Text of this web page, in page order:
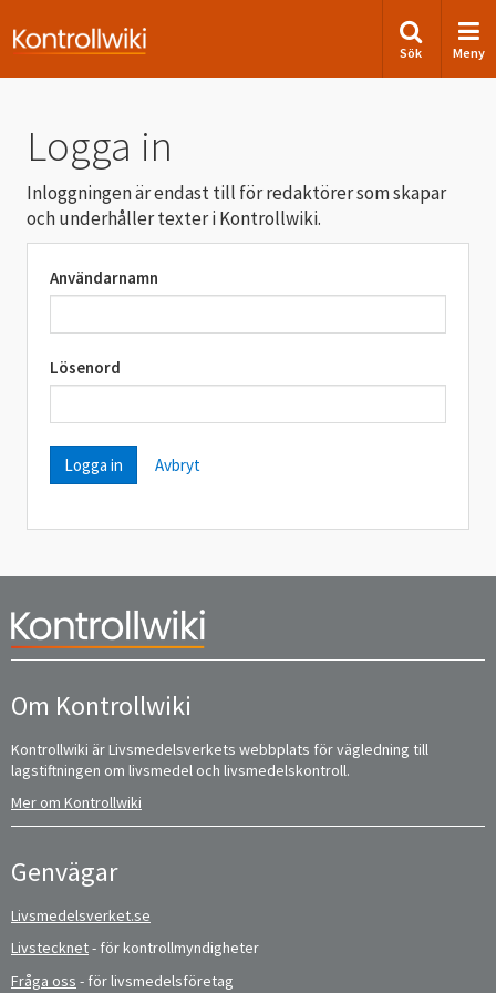
Sök Meny
Logga in
Inloggningen är endast till för redaktörer som skapar
och underhåller texter i Kontrollwiki.
Användarnamn
Lösenord
Avbryt
Om Kontrollwiki
Kontrollwiki är Livsmedelsverkets webbplats för vägledning till
lagstiftningen om livsmedel och livsmedelskontroll.
Mer om Kontrollwiki
Genvägar
Livsmedelsverket.se
Livstecknet- för kontrollmyndigheter
Fråga oss - för livsmedelsföretag